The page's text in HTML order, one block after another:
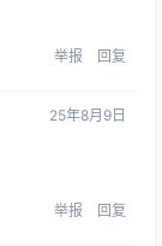
举报 回复
25年8月9日
举报 回复